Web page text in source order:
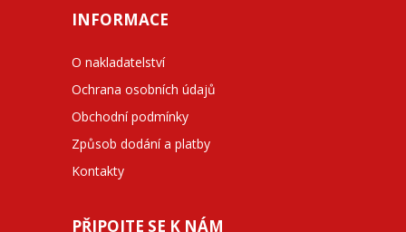
INFORMACE
O nakladatelství
Ochrana osobních údajů
Obchodní podmínky
Způsob dodání a platby
Kontakty
PŘIPOJTE SE K NÁM